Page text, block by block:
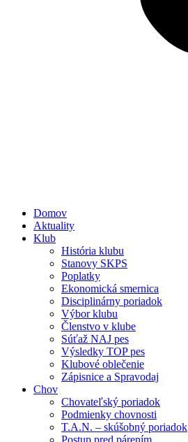
Domov
Aktuality
Klub
História klubu
Stanovy SKPS
Poplatky
Ekonomická smernica
Disciplinárny poriadok
Výbor klubu
Členstvo v klube
Súťaž NAJ pes
Výsledky TOP pes
Klubové oblečenie
Zápisnice a Spravodaj
Chov
Chovateľský poriadok
Podmienky chovnosti
T.A.N. – skúšobný poriadok
Postup pred párením